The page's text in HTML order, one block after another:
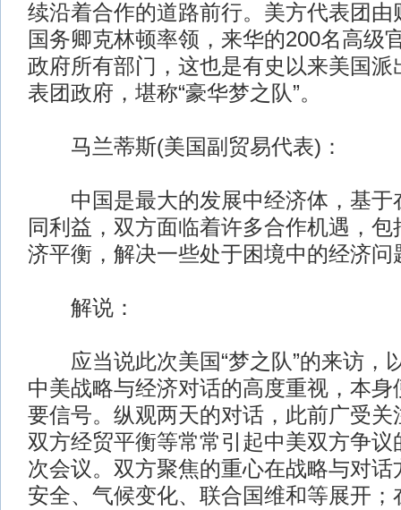
续沿着合作的道路前行。美方代表团由
国务卿克林顿率领，来华的200名高级
政府所有部门，这也是有史以来美国派
表团政府，堪称“豪华梦之队”。
马兰蒂斯(美国副贸易代表)：
中国是最大的发展中经济体，基于
同利益，双方面临着许多合作机遇，
济平衡，解决一些处于困境中的经济问
解说：
应当说此次美国“梦之队”的来访，
中美战略与经济对话的高度重视，本身
要信号。纵观两天的对话，此前广受关
双方经贸平衡等常常引起中美双方争议
次会议。双方聚焦的重心在战略与对话
安全、气候变化、联合国维和等展开；